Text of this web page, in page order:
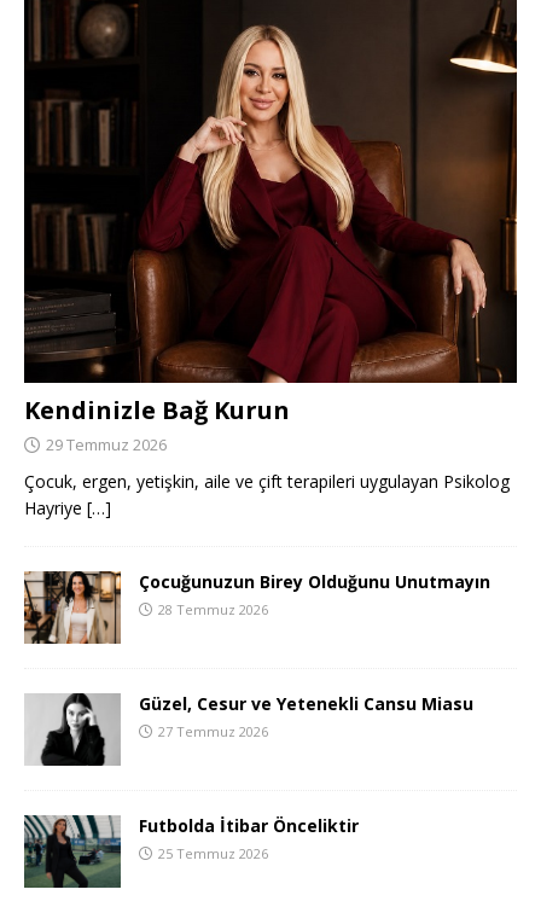
Kendinizle Bağ Kurun
29 Temmuz 2026
Çocuk, ergen, yetişkin, aile ve çift terapileri uygulayan Psikolog
Hayriye […]
Çocuğunuzun Birey Olduğunu Unutmayın
28 Temmuz 2026
Güzel, Cesur ve Yetenekli Cansu Miasu
27 Temmuz 2026
Futbolda İtibar Önceliktir
25 Temmuz 2026